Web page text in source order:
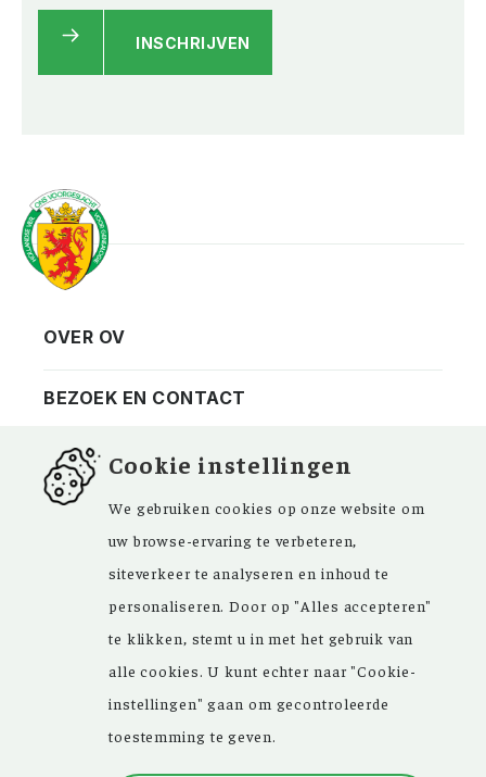
INSCHRIJVEN
Vereniging
Privacy
ANBI
Contact
Bezoekadres
Vraag en antwoord
OVER OV
BEZOEK EN CONTACT
NIEUWSBRIEF
FACEBOOK
Kom ‘Ons Voorgeslacht’ versterken. Sinds de
oprichting in 1946 zijn de inspirerende
artikelen in ons maandblad en meer dan
15.000 bestanden in onze databank een
Cookie instellingen
We gebruiken cookies op onze website om
uw browse-ervaring te verbeteren,
siteverkeer te analyseren en inhoud te
personaliseren. Door op "Alles accepteren"
te klikken, stemt u in met het gebruik van
alle cookies. U kunt echter naar "Cookie-
instellingen" gaan om gecontroleerde
toestemming te geven.